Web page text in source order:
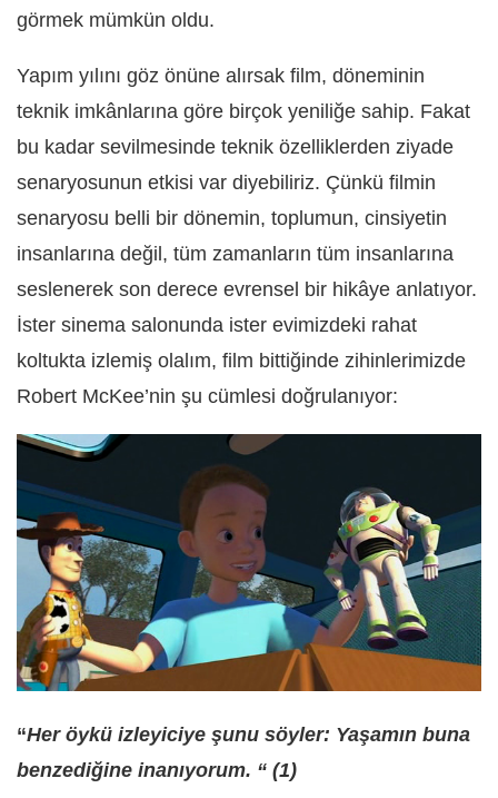
görmek mümkün oldu.
Yapım yılını göz önüne alırsak film, döneminin
teknik imkânlarına göre birçok yeniliğe sahip. Fakat
bu kadar sevilmesinde teknik özelliklerden ziyade
senaryosunun etkisi var diyebiliriz. Çünkü filmin
senaryosu belli bir dönemin, toplumun, cinsiyetin
insanlarına değil, tüm zamanların tüm insanlarına
seslenerek son derece evrensel bir hikâye anlatıyor.
İster sinema salonunda ister evimizdeki rahat
koltukta izlemiş olalım, film bittiğinde zihinlerimizde
Robert McKee’nin şu cümlesi doğrulanıyor:
“Her öykü izleyiciye şunu söyler: Yaşamın buna
benzediğine inanıyorum. “ (1)